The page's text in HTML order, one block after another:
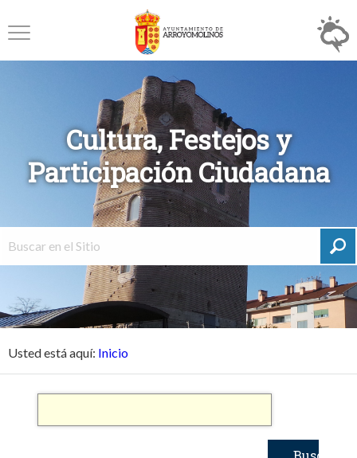
Cultura, Festejos y
Participación Ciudadana
Usted está aquí: Inicio